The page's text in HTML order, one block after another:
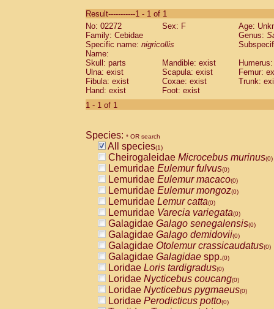
CebidaeSaguinus labiatus(0)
Cebidae Saguinus leucopus (0)
Cebidae
CebidaeSaguinus mystax
Cebidae Saguinus nigricollis (1)
Cebidae Saguinus oedipus
Cebidae Saguinus weddelli
Cebidae Saguinusspp.
Cebidae
CebidaeCebus capucinus
CebidaeCebus nigrivittatus
CebidaeCebus spp.(0)
CebidaeSaimiri boliviensis(0)
CebidaeSaimiri sciureus(0)
AtelidaeAlouatta caraya(0)
AtelidaeAlouatta fusca(0)
AtelidaeAlouatta seniculus(0)
AtelidaeAlouattaspp.(0)
AtelidaeAteles belzebuth(0)
AtelidaeAteles geoffroyi(0)
AtelidaeAteles paniscus(0)
AtelidaeAtelesspp.(0)
AtelidaeLagothrix lagothricha(0)
AtelidaeLagothrix lagothricha cana
PitheciidaeCacajao calvus
Result-----------1 - 1 of 1
No: 02272
Sex: F
Age:
Family: Cebidae
Genus:
Specific name: nigricollis
Name:
Skull: parts
Mandible: exist
Ulna: exist
Scapula: exist
Femur:
Fibula: exist
Coxae: exist
Trunk:
Hand: exist
Foot: exist
1 - 1 of 1
Species: * OR search
All species(1)
Cheirogaleidae Microcebus murinus(0)
Lemuridae Eulemur fulvus(0)
Lemuridae Eulemur macaco(0)
Lemuridae Eulemur mongoz(0)
Lemuridae Lemur catta(0)
Lemuridae Varecia variegata(0)
Galagidae Galago senegalensis(0)
Galagidae Galago demidovii(0)
Galagidae Otolemur crassicaudatus(0)
Galagidae Galagidae spp.(0)
Loridae Loris tardigradus(0)
Loridae Nycticebus coucang(0)
Loridae Nycticebus pygmaeus(0)
Loridae Perodicticus potto(0)